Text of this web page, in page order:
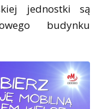
jednostki są
budynku